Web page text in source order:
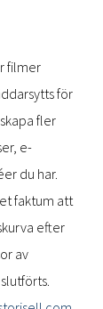
filmer
för
fler
e-
du har.
faktum att
efter
av